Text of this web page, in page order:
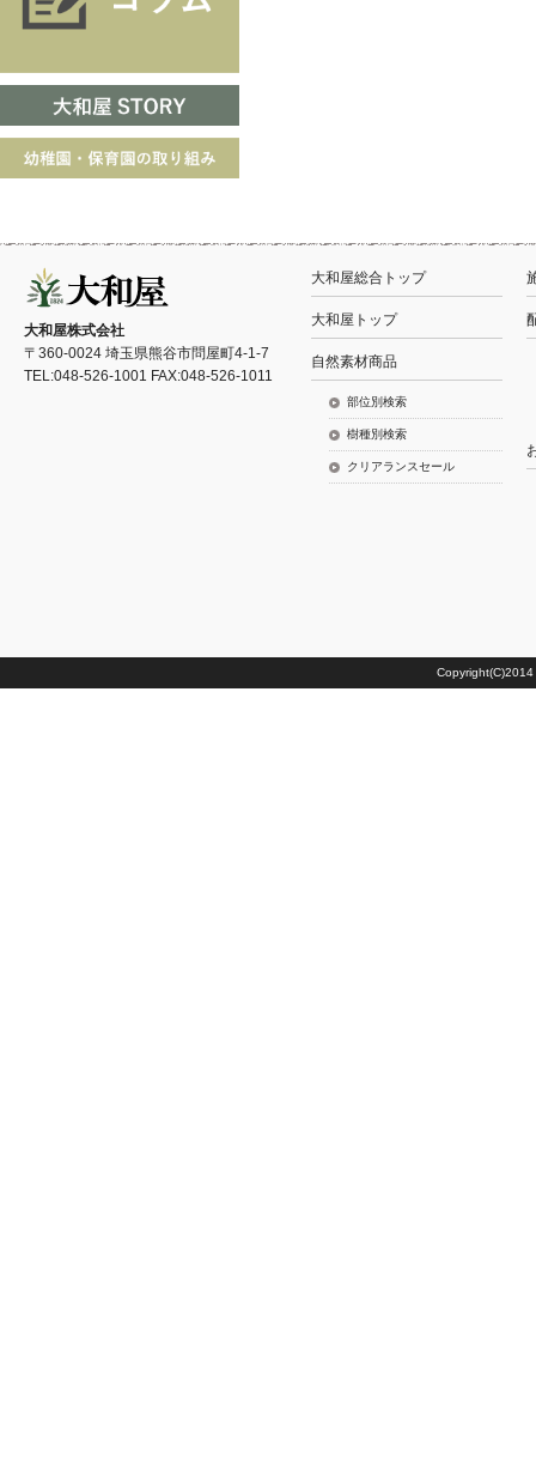
大和屋株式会社
〒360-0024 埼玉県熊谷市問屋町4-1-7
TEL:048-526-1001 FAX:048-526-1011
大和屋総合トップ
大和屋トップ
自然素材商品
部位別検索
樹種別検索
クリアランスセール